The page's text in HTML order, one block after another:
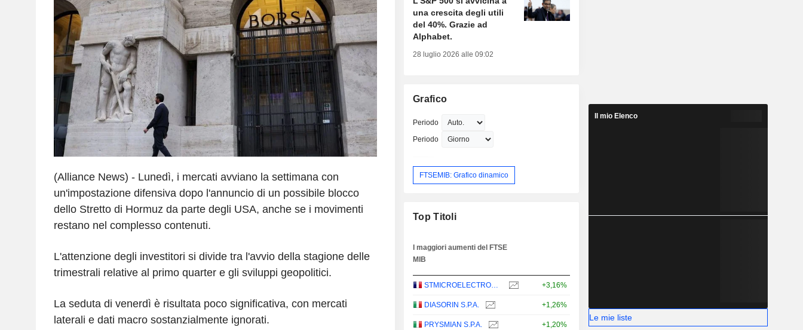
(Alliance News) - Lunedì, i mercati avviano la settimana con
un'impostazione difensiva dopo l'annuncio di un possibile blocco
dello Stretto di Hormuz da parte degli USA, anche se i movimenti
restano nel complesso contenuti.
L'attenzione degli investitori si divide tra l'avvio della stagione delle
trimestrali relative al primo quarter e gli sviluppi geopolitici.
La seduta di venerdì è risultata poco significativa, con mercati
laterali e dati macro sostanzialmente ignorati.
una crescita degli utili
del 40%. Grazie ad
Alphabet.
28 luglio 2026 alle 09:02
Grafico
Periodo
Periodo
FTSEMIB: Grafico dinamico
Top Titoli
I maggiori aumenti del FTSE
MIB
STMICROELECTRONICS N.V. +3,16%
DIASORIN S.P.A. +1,26%
PRYSMIAN S.P.A. +1,20%
Il mio Elenco
Le mie liste